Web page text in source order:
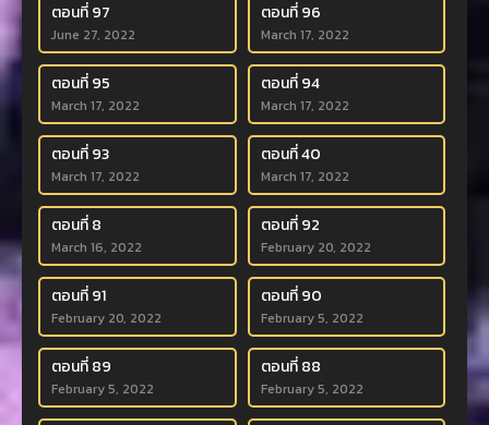
ตอนที่ 97
June 27, 2022
ตอนที่ 96
March 17, 2022
ตอนที่ 95
March 17, 2022
ตอนที่ 94
March 17, 2022
ตอนที่ 93
March 17, 2022
ตอนที่ 40
March 17, 2022
ตอนที่ 8
March 16, 2022
ตอนที่ 92
February 20, 2022
ตอนที่ 91
February 20, 2022
ตอนที่ 90
February 5, 2022
ตอนที่ 89
February 5, 2022
ตอนที่ 88
February 5, 2022